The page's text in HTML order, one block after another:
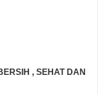
, SEHAT DAN